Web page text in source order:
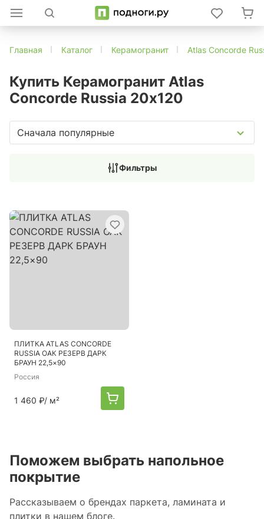
Главная Каталог Керамогранит Atlas Concorde
Купить Керамогранит Atlas
Concorde Russia 20х120
Сначала популярные
Фильтры
ПЛИТКА ATLAS CONCORDE
RUSSIA ОАК РЕЗЕРВ ДАРК
БРАУН 22,5×90
Россия
1 460 ₽/ м²
Поможем выбрать напольное
покрытие
Рассказываем о брендах паркета, ламината и
плитки в нашем блоге.